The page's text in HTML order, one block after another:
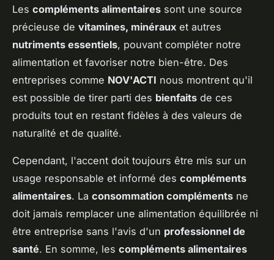
Les compléments alimentaires sont une source
précieuse de vitamines, minéraux et autres
nutriments essentiels, pouvant compléter notre
alimentation et favoriser notre bien-être. Des
entreprises comme NOV'ACTI nous montrent qu'il
est possible de tirer parti des bienfaits de ces
produits tout en restant fidèles à des valeurs de
naturalité et de qualité.
Cependant, l'accent doit toujours être mis sur un
usage responsable et informé des compléments
alimentaires. La consommation compléments ne
doit jamais remplacer une alimentation équilibrée ni
être entreprise sans l'avis d'un professionnel de
santé. En somme, les compléments alimentaires